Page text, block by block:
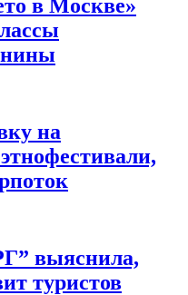
в Москве»
на
выяснила,
туристов